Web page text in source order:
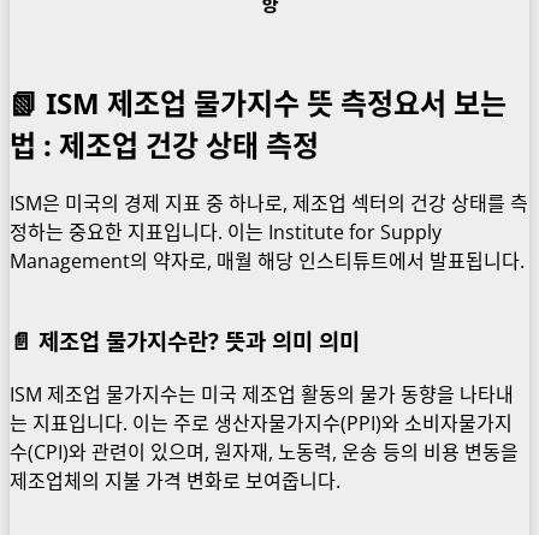
📗 ISM 제조업 물가지수 뜻 측정요서 보는
법 : 제조업 건강 상태 측정
ISM은 미국의 경제 지표 중 하나로, 제조업 섹터의 건강 상태를 측
정하는 중요한 지표입니다. 이는 Institute for Supply
Management의 약자로, 매월 해당 인스티튜트에서 발표됩니다.
📄 제조업 물가지수란? 뜻과 의미 의미
ISM 제조업 물가지수는 미국 제조업 활동의 물가 동향을 나타내
는 지표입니다. 이는 주로 생산자물가지수(PPI)와 소비자물가지
수(CPI)와 관련이 있으며, 원자재, 노동력, 운송 등의 비용 변동을
제조업체의 지불 가격 변화로 보여줍니다.